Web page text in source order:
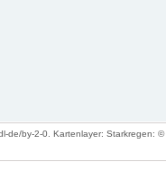
de/by-2-0. Kartenlayer: Starkregen: ©